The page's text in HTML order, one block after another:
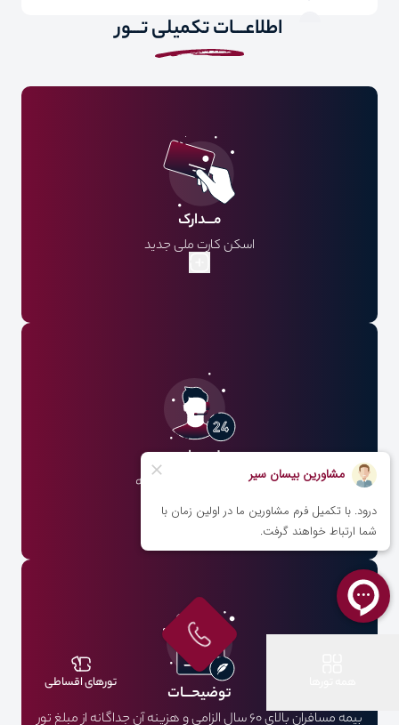
اطلاعـــات تکمیلی تـــور
مـــدارک
اسکن کارت ملی جدید
اسکن پاسپورت با 7 ماه اعتبار
الزامی می باشد)
خدمـــات
اقامت در هتل با صبحانه
بلیط رفت و برگشت
بیمه
توضیحـــات
بیمه مسافران بالای 60 سال الزامی و هزینه آن جداگانه از مبلغ تور
تورهای اقساطی